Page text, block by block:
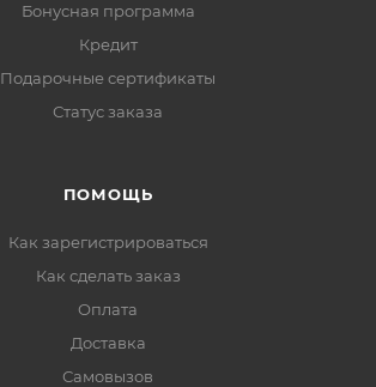
Бонусная программа
Кредит
Подарочные сертификаты
Статус заказа
ПОМОЩЬ
Как зарегистрироваться
Как сделать заказ
Оплата
Доставка
Самовызов